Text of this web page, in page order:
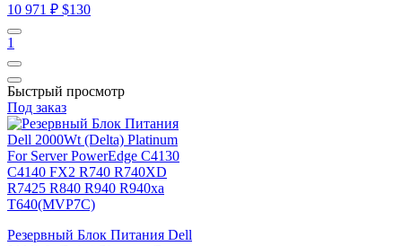
10 971 ₽ $130
1
Быстрый просмотр
Под заказ
Резервный Блок Питания Dell